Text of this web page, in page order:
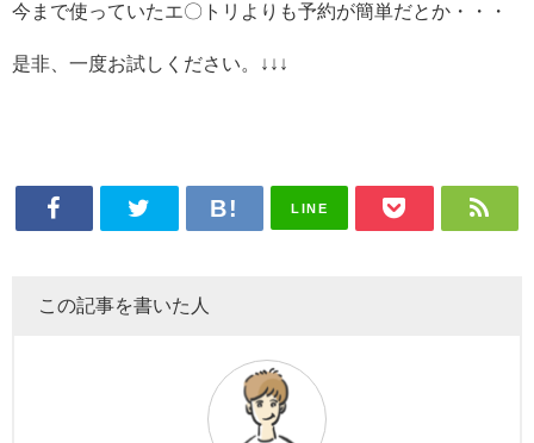
今まで使っていたエ〇トリよりも予約が簡単だとか・・・
是非、一度お試しください。↓↓↓
LINE
この記事を書いた人